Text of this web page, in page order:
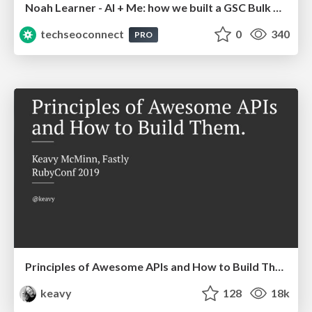
Noah Learner - AI + Me: how we built a GSC Bulk Export data pipeline
techseoconnect
PRO 0 340
Principles of Awesome APIs and How to Build Them.
keavy
128 18k